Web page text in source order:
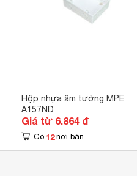
Hộp nhựa âm tường MPE
A157ND
Giá từ 6.864 đ
Có 12 nơi bán